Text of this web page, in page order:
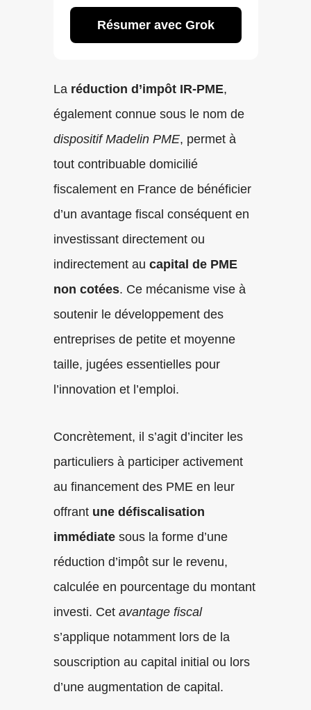
Résumer avec Grok
La réduction d’impôt IR-PME,
également connue sous le nom de
dispositif Madelin PME, permet à
tout contribuable domicilié
fiscalement en France de bénéficier
d’un avantage fiscal conséquent en
investissant directement ou
indirectement au capital de PME
non cotées. Ce mécanisme vise à
soutenir le développement des
entreprises de petite et moyenne
taille, jugées essentielles pour
l’innovation et l’emploi.
Concrètement, il s’agit d’inciter les
particuliers à participer activement
au financement des PME en leur
offrant une défiscalisation
immédiatesous la forme d’une
réduction d’impôt sur le revenu,
calculée en pourcentage du montant
investi. Cet avantage fiscal
s’applique notamment lors de la
souscription au capital initial ou lors
d’une augmentation de capital.